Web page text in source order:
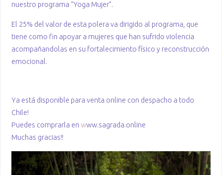
nuestro programa “Yoga Mujer”.
El 25% del valor de esta polera va dirigido al programa, que
tiene como fin apoyar a mujeres que han sufrido violencia
acompañandolas en su fortalecimiento físico y reconstrucción
emocional.
Ya está disponible para venta online con despacho a todo
Chile!
Puedes comprarla enwww.sagrada.online
Muchas gracias!!